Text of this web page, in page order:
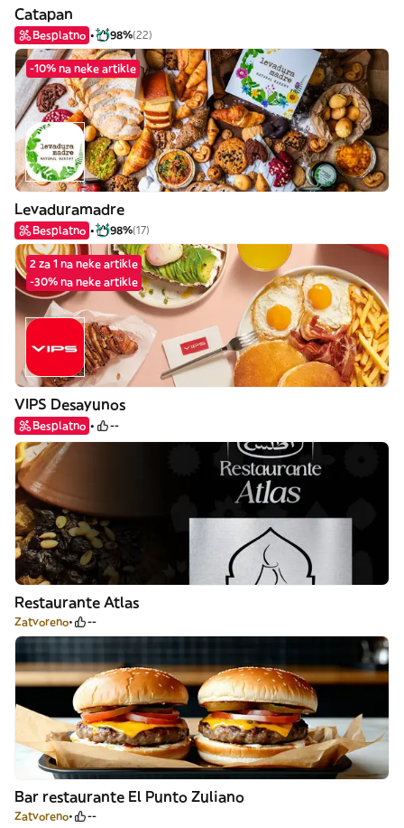
Catapan
Besplatno 98%(22)
-10% na neke artikle
Levaduramadre
Besplatno 98%(17)
2 za 1 na neke artikle
-30% na neke artikle
VIPS Desayunos
Besplatno --
Restaurante Atlas
Zatvoreno --
Bar restaurante El Punto Zuliano
Zatvoreno --